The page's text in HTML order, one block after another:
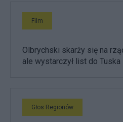
Film
Olbrychski skarży się na
ale wystarczył list do Tuska
Głos Regionów